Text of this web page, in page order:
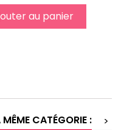
au panier
CATÉGORIE :
>